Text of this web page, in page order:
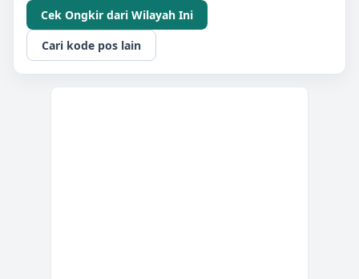
Cek Ongkir dari Wilayah Ini
Cari kode pos lain